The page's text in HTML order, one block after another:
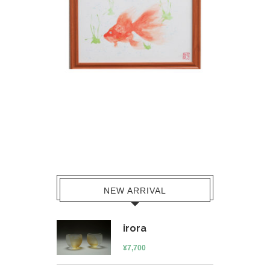
NEW ARRIVAL
irora
¥7,700